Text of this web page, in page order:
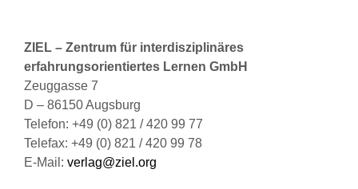
ZIEL – Zentrum für interdisziplinäres
erfahrungsorientiertes Lernen GmbH
Zeuggasse 7
D – 86150 Augsburg
Telefon: +49 (0) 821 / 420 99 77
Telefax: +49 (0) 821 / 420 99 78
E-Mail: verlag@ziel.org